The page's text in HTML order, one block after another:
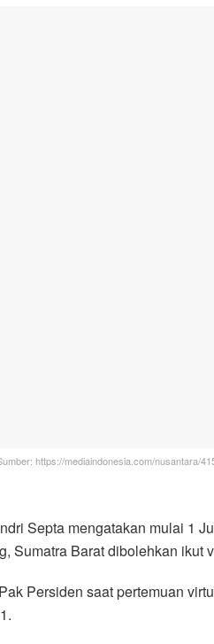
https://mediaindonesia.com/nusantara/
Septa mengatakan mulai 1
Sumatra Barat dibolehkan ikut
Persiden saat pertemuan